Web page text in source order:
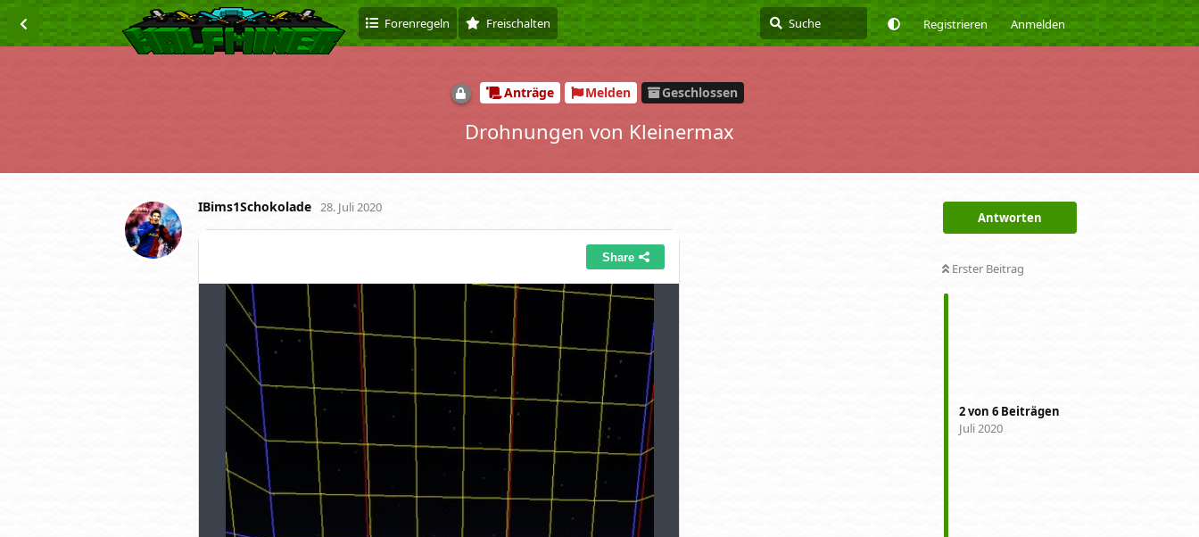
Forenregeln Freischalten Registrieren Anmelden
Anträge Melden Geschlossen
Drohnungen von Kleinermax
Antworten
Erster Beitrag
2von 6 Beiträgen
Juli 2020
IBims1Schokolade 28. Juli 2020